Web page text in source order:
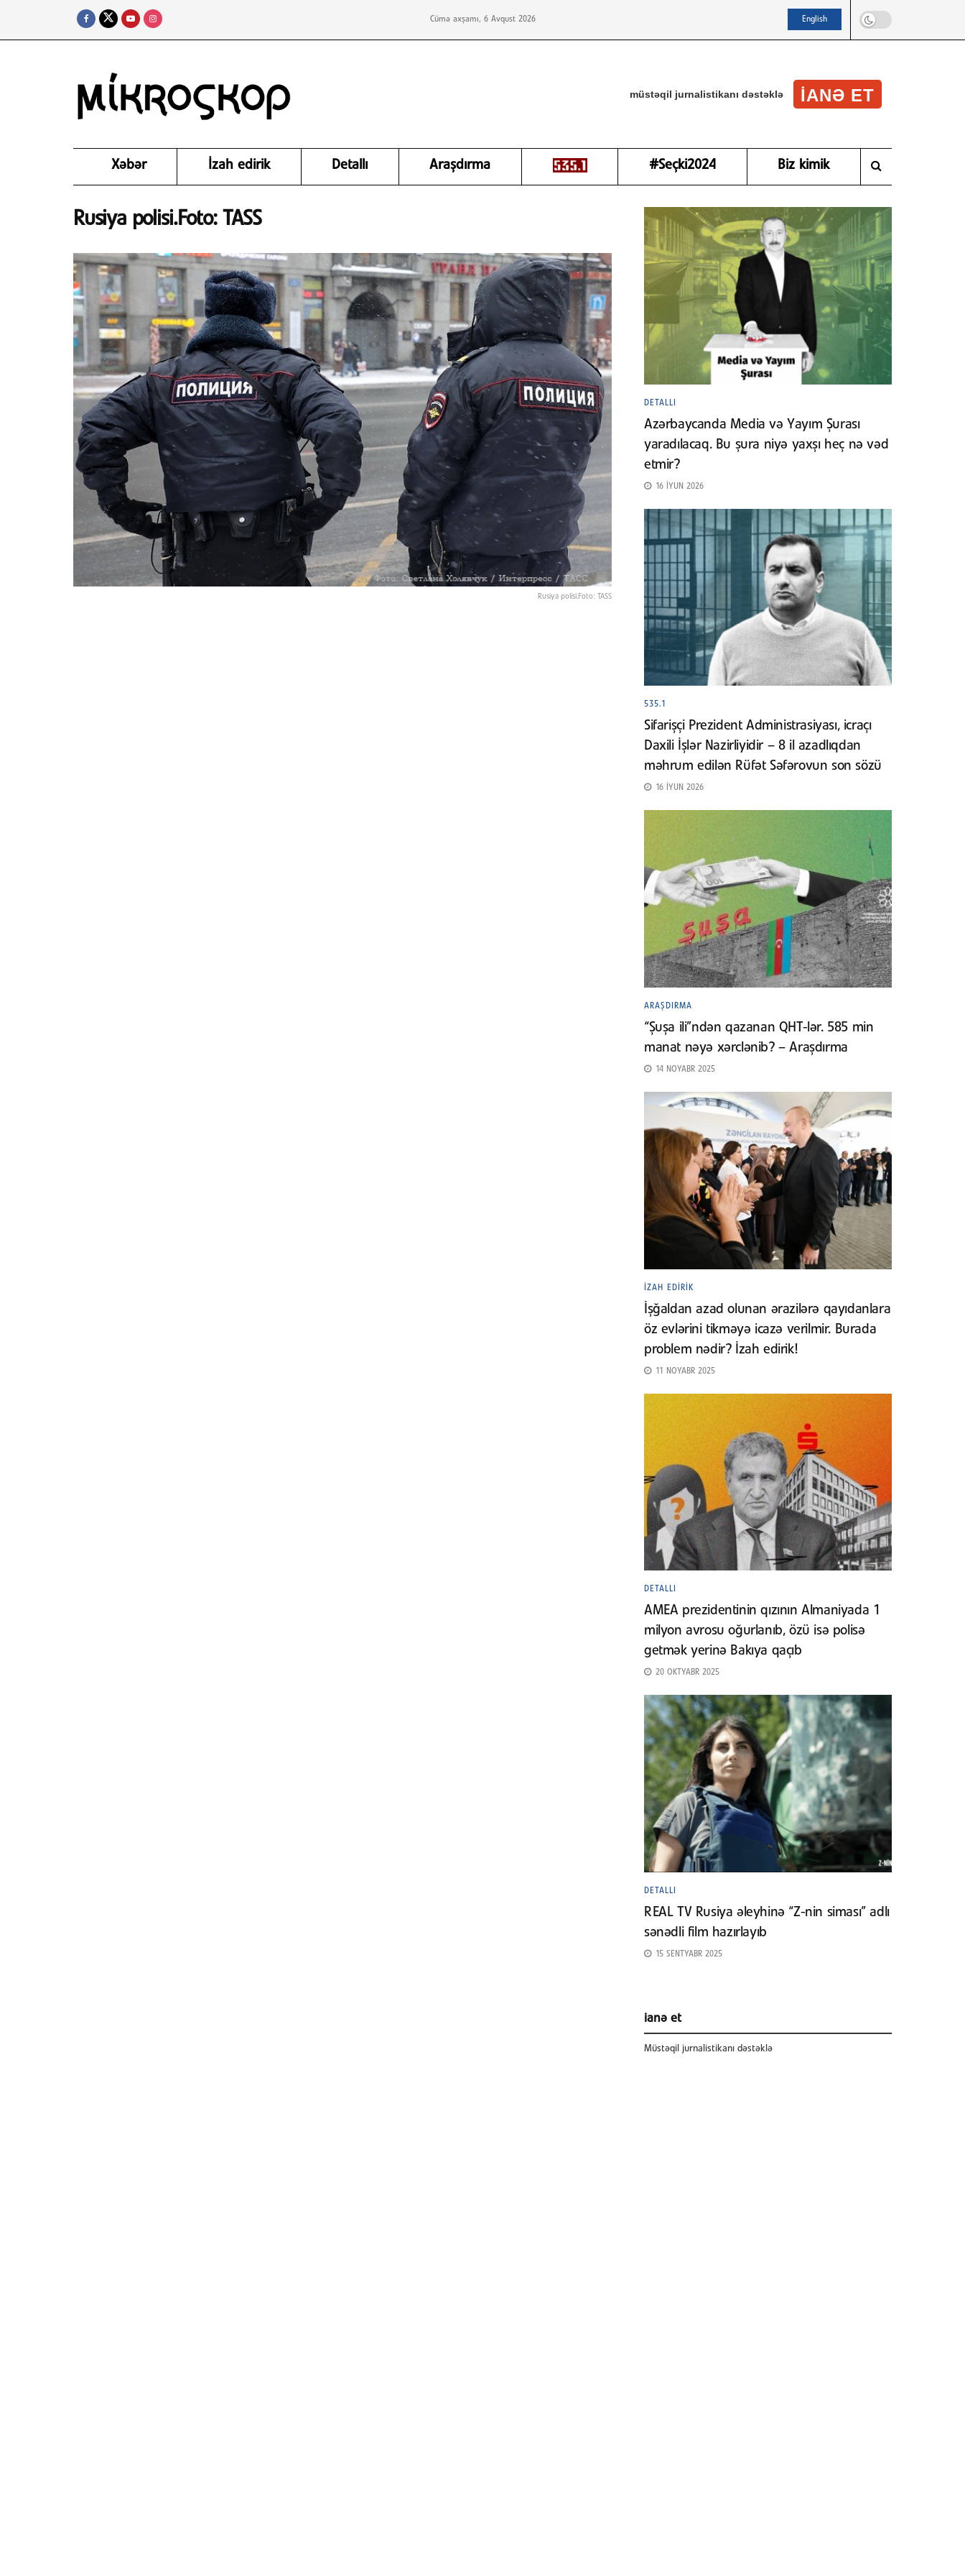
Cümə axşamı, 6 Avqust 2026 English
müstəqil jurnalistikanı dəstəklə IANƏ ET
Xəbər İzah edirik Detallı Araşdırma #Seçki2024 Biz kimik
Rusiya polisi.Foto: TASS
Rusiya polisi.Foto: TASS
DETALLI
Azərbaycanda Media və Yayım Şurası
yaradılacaq. Bu şura niyə yaxşı heç nə vəd
etmir?
16 İYUN 2026
535.1
Sifarişçi Prezident Administrasiyası, icraçı
Daxili İşlər Nazirliyidir – 8 il azadlıqdan
məhrum edilən Rüfət Səfərovun son sözü
16 İYUN 2026
ARAŞDIRMA
“Şuşa ili”ndən qazanan QHT-lər. 585 min
manat nəyə xərclənib? – Araşdırma
14 NOYABR 2025
İZAH EDIRIK
İşğaldan azad olunan ərazilərə qayıdanlara
öz evlərini tikməyə icazə verilmir. Burada
problem nədir? İzah edirik!
11 NOYABR 2025
DETALLI
AMEA prezidentinin qızının Almaniyada 1
milyon avrosu oğurlanıb, özü isə polisə
getmək yerinə Bakıya qaçıb
20 OKTYABR 2025
DETALLI
REAL TV Rusiya əleyhinə “Z-nin siması” adlı
sənədli film hazırlayıb
15 SENTYABR 2025
ianə et
Müstəqil jurnalistikanı dəstəklə